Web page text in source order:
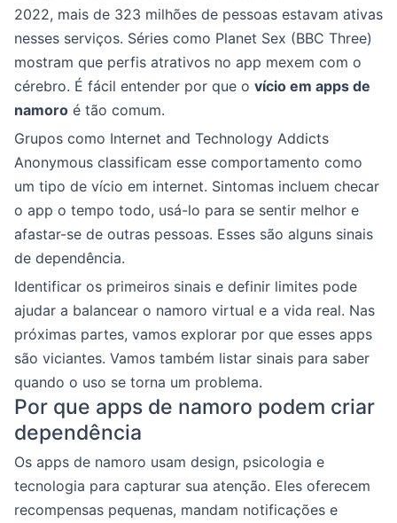
2022, mais de 323 milhões de pessoas estavam ativas
nesses serviços. Séries como Planet Sex (BBC Three)
mostram que perfis atrativos no app mexem com o
cérebro. É fácil entender por que o vício em apps de
namoro é tão comum.
Grupos como Internet and Technology Addicts
Anonymous classificam esse comportamento como
um tipo de vício em internet. Sintomas incluem checar
o app o tempo todo, usá-lo para se sentir melhor e
afastar-se de outras pessoas. Esses são alguns sinais
de dependência.
Identificar os primeiros sinais e definir limites pode
ajudar a balancear o namoro virtual e a vida real. Nas
próximas partes, vamos explorar por que esses apps
são viciantes. Vamos também listar sinais para saber
quando o uso se torna um problema.
Por que apps de namoro podem criar
dependência
Os apps de namoro usam design, psicologia e
tecnologia para capturar sua atenção. Eles oferecem
recompensas pequenas, mandam notificações e